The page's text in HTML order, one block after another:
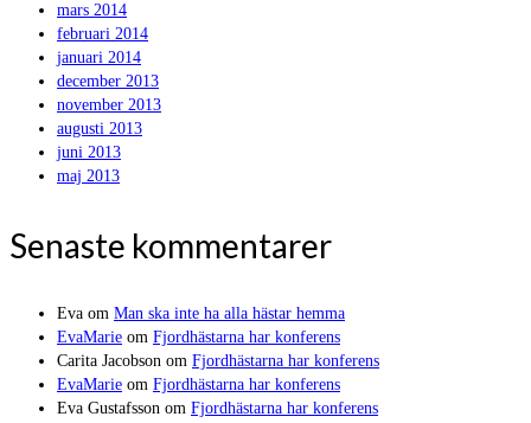
mars 2014
februari 2014
januari 2014
december 2013
november 2013
augusti 2013
juni 2013
maj 2013
Senaste kommentarer
Eva om Man ska inte ha alla hästar hemma
EvaMarie om Fjordhästarna har konferens
Carita Jacobson om Fjordhästarna har konferens
EvaMarie om Fjordhästarna har konferens
Eva Gustafsson om Fjordhästarna har konferens